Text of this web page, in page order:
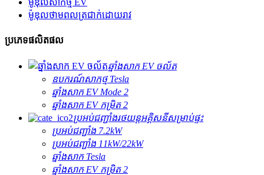
ម៉ូឌុលសាកថ្ម EV
ម៉ូឌុលថាមពលត្រជាក់ដោយរាវ
ប្រភេទផលិតផល
ឆ្នាំងសាក EV ចល័ត
ឧបករណ៍សាកថ្ម Tesla
ឆ្នាំងសាក EV Mode 2
ឆ្នាំងសាក EV កម្រិត 2
ប្រអប់​ជញ្ជាំង​រថយន្ត​អគ្គិសនី​សម្រាប់​ផ្ទះ
ប្រអប់ជញ្ជាំង 7.2kW
ប្រអប់ជញ្ជាំង 11kW/22kW
ឆ្នាំងសាក Tesla
ឆ្នាំងសាក EV កម្រិត 2